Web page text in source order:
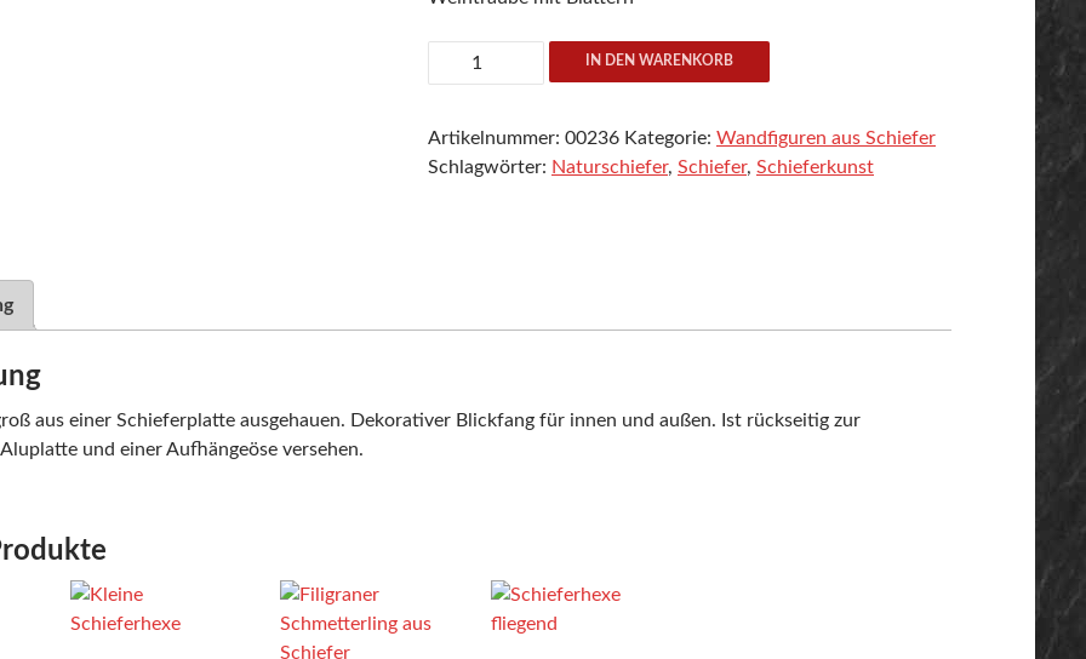
Weintraube
Menge
IN DEN WARENKORB
Artikelnummer: 00236 Kategorie: Wandfiguren aus Schiefer
Schlagwörter: Naturschiefer, Schiefer, Schieferkunst
aus einer Schieferplatte ausgehauen. Dekorativer Blickfang für innen und außen. Ist rückseitig zur
und einer Aufhängeöse versehen.